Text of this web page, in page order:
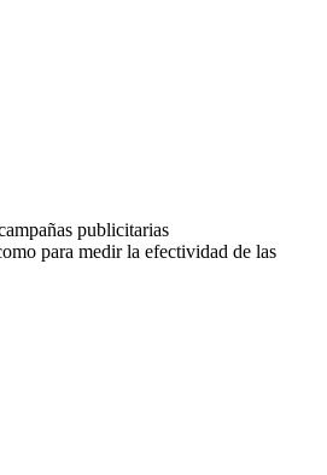
publicitarias
para medir la efectividad de las